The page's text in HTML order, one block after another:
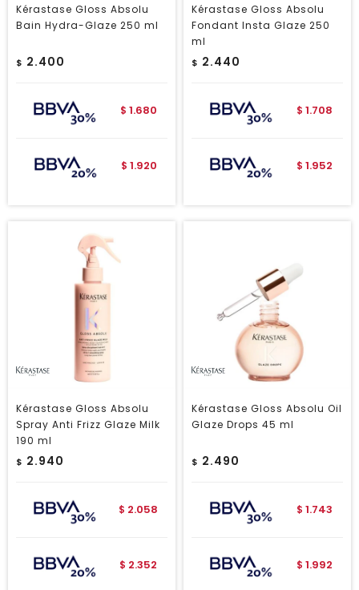
Kérastase Gloss Absolu
Bain Hydra-Glaze 250 ml
$ 2.400
$ 1.680
$ 1.920
Kérastase Gloss Absolu
Fondant Insta Glaze 250
ml
$ 2.440
$ 1.708
$ 1.952
Kérastase Gloss Absolu
Spray Anti Frizz Glaze Milk
190 ml
$ 2.940
$ 2.058
$ 2.352
Kérastase Gloss Absolu Oil
Glaze Drops 45 ml
$ 2.490
$ 1.743
$ 1.992